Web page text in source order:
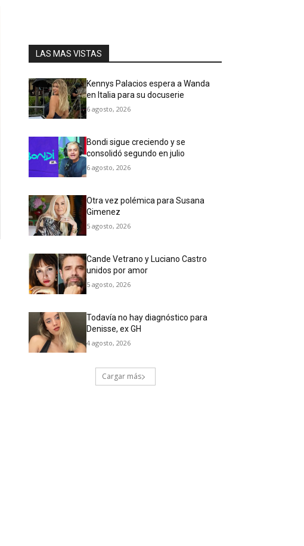
LAS MAS VISTAS
Kennys Palacios espera a Wanda
en Italia para su docuserie
6 agosto, 2026
Bondi sigue creciendo y se
consolidó segundo en julio
6 agosto, 2026
Otra vez polémica para Susana
Gimenez
5 agosto, 2026
Cande Vetrano y Luciano Castro
unidos por amor
5 agosto, 2026
Todavía no hay diagnóstico para
Denisse, ex GH
4 agosto, 2026
Cargar más